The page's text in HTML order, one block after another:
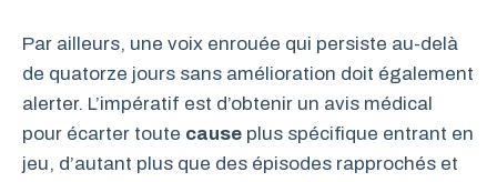
Par ailleurs, une voix enrouée qui persiste au-delà
de quatorze jours sans amélioration doit également
alerter. L’impératif est d’obtenir un avis médical
pour écarter toute cause plus spécifique entrant en
jeu, d’autant plus que des épisodes rapprochés et